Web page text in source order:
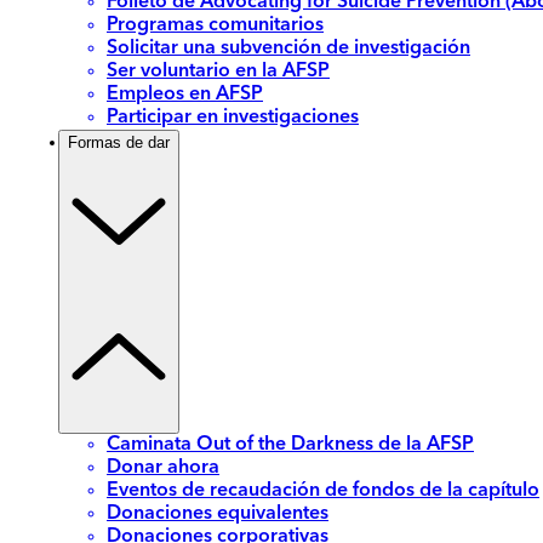
Programas comunitarios
Solicitar una subvención de investigación
Ser voluntario en la AFSP
Empleos en AFSP
Participar en investigaciones
Formas de dar
Caminata Out of the Darkness de la AFSP
Donar ahora
Eventos de recaudación de fondos de la capítulo
Donaciones equivalentes
Donaciones corporativas